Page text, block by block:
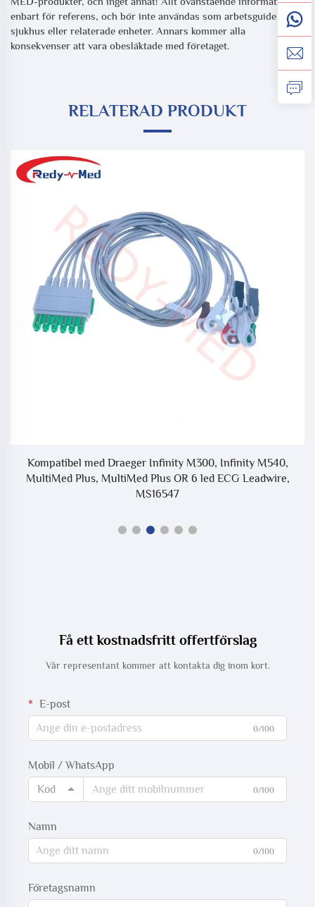
enbart för referens, och bör inte användas som arbetsguide för
sjukhus eller relaterade enheter. Annars kommer alla
konsekvenser att vara obesläktade med företaget.
RELATERAD PRODUKT
Kompatibel med Draeger Infinity M300, Infinity M540,
MultiMed Plus, MultiMed Plus OR 6 led ECG Leadwire,
MS16547
Få ett kostnadsfritt offertförslag
Vår representant kommer att kontakta dig inom kort.
E-post
0/100
Mobil / WhatsApp
Kod
0/100
Namn
0/100
Företagsnamn